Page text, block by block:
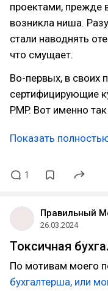
проектами, прежде
возникла ниша.
стали наводнять
что смущает.
Во-первых, в своих
сертифицирующие
PMP. Вот именно
Показать
1
Правильный
26.03.2024
Токсичная
По мотивам моего
бухгалтерша, или